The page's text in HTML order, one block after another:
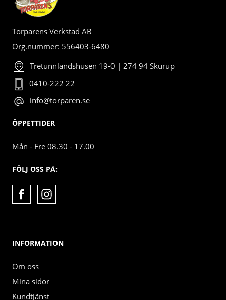
Torparens Verkstad AB
Org.nummer: 556403-6480
Tretunnlandshusen 19-0 | 274 94 Skurup
0410-222 22
info@torparen.se
ÖPPETTIDER
Mån - Fre 08.30 - 17.00
FÖLJ OSS PÅ:
INFORMATION
Om oss
Mina sidor
Kundtjänst